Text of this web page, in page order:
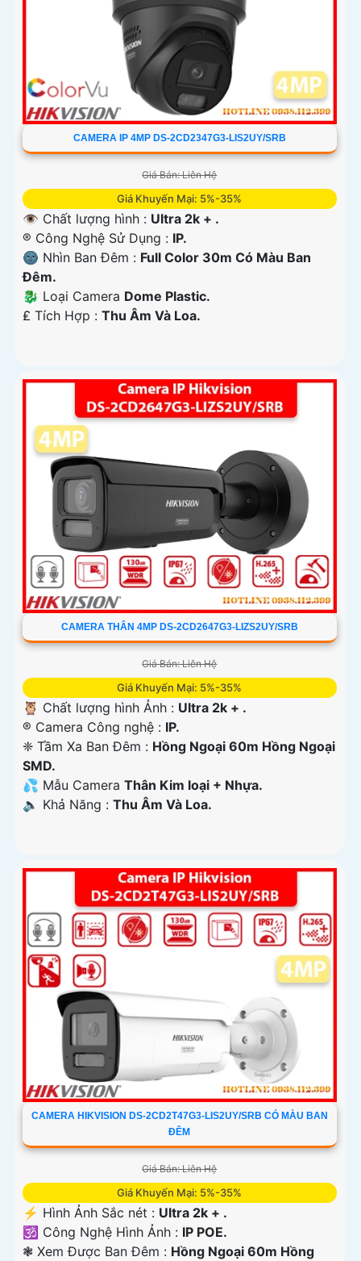
CAMERA IP 4MP DS-2CD2347G3-LIS2UY/SRB
Giá Bán: Liên Hệ
Giá Khuyến Mại: 5%-35%
👁 Chất lượng hình : Ultra 2k + .
®️ Công Nghệ Sử Dụng : IP.
🌚 Nhìn Ban Đêm : Full Color 30m Có Màu Ban
Ðêm.
🐉️ Loại Camera Dome Plastic.
️₤ Tích Hợp : Thu Âm Và Loa.
CAMERA THÂN 4MP DS-2CD2647G3-LIZS2UY/SRB
Giá Bán: Liên Hệ
Giá Khuyến Mại: 5%-35%
🦉 Chất lượng hình Ảnh : Ultra 2k + .
®️ Camera Công nghệ : IP.
❈ Tầm Xa Ban Đêm : Hồng Ngoại 60m Hồng Ngoại
SMD.
💦 Mẫu Camera Thân Kim loại + Nhựa.
️🔈 Khả Năng : Thu Âm Và Loa.
CAMERA HIKVISION DS-2CD2T47G3-LIS2UY/SRB CÓ MÀU BAN
ĐÊM
Giá Bán: Liên Hệ
Giá Khuyến Mại: 5%-35%
️⚡ Hình Ảnh Sắc nét : Ultra 2k + .
🕉️ Công Nghệ Hình Ảnh : IP POE.
❃ Xem Được Ban Đêm : Hồng Ngoại 60m Hồng